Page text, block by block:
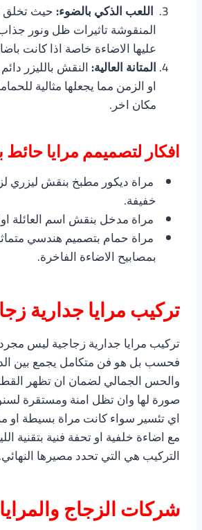
اللعب الذكي بالضوء:حيث تخلق
المنقوشة تاثيرات ظل ونور
عليها الاضاءة خاصة اذا كانت
المتانة العالية:النقش بالليزر
او الزمن مما يجعلها مثالية
مكان اخر.
افكار لتصميمم مرايا حائط
مراة ديكور مطبخ بنقش ليزري
خفيفة.
مراة مدخل بنقش اسم العائلة
مراة حمام بتصميم هندسي
بمصابيح الاضاءة الفاخرة.
تركيب مرايا جدارية
تركيب مرايا جدارية زجاجية ليس
فحسب بل هو فن متكامل يجمع بين
والحس الجمالي لضمان ان تظهر
صورة لها وان تظل امنة ومستقرة
اي تئسير سواء كانت مراة بسيطة او
مع اضاءة خلفية او تحفة فنية بتقنية
التركيب هي التي تحدد مصيرها النهائي.
شركات الزجاج